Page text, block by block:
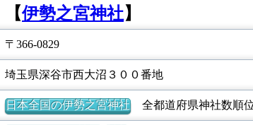
【伊勢之宮神社】
〒366-0829
埼玉県深谷市西大沼３００番地
日本全国の伊勢之宮神社全都道府県神社数順位